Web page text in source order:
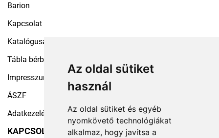
Az oldal sütiket
használ
Az oldal sütiket és egyéb
nyomkövető technológiákat
alkalmaz, hogy javítsa a
Barion
Kapcsolat
Katalógusaink
Tábla bérbeadás
Impresszum
ÁSZF
Adatkezelési tájékoztató
KAPCSOLAT